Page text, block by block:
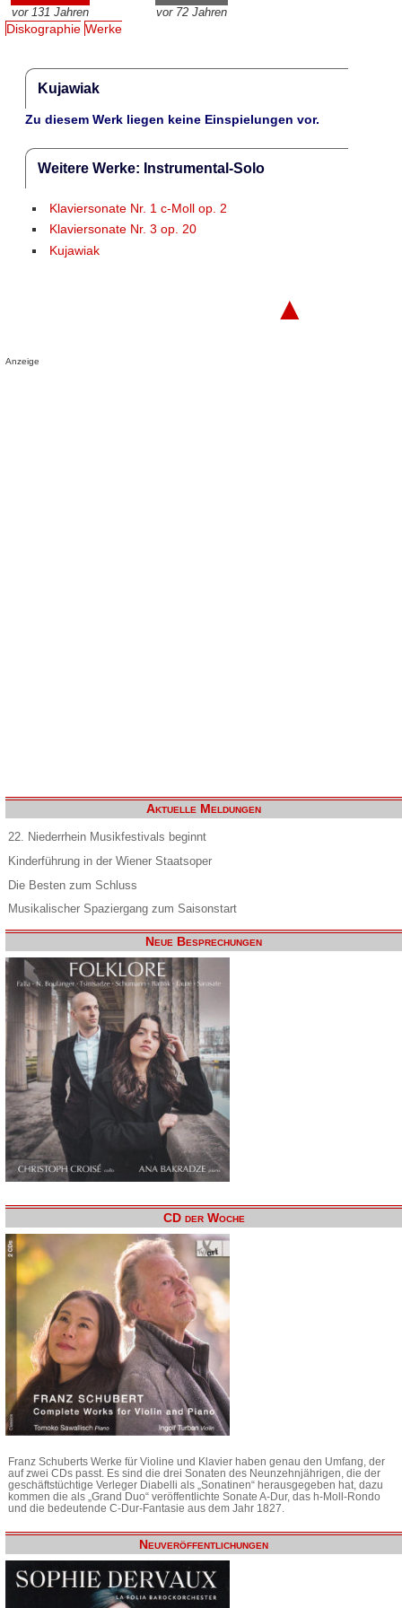
vor 131 Jahren vor 72 Jahren
Diskographie Werke
Kujawiak
Zu diesem Werk liegen keine Einspielungen vor.
Weitere Werke: Instrumental-Solo
Klaviersonate Nr. 1 c-Moll op. 2
Klaviersonate Nr. 3 op. 20
Kujawiak
▲
Anzeige
Aktuelle Meldungen
22. Niederrhein Musikfestivals beginnt
Kinderführung in der Wiener Staatsoper
Die Besten zum Schluss
Musikalischer Spaziergang zum Saisonstart
Neue Besprechungen
CD der Woche
Franz Schuberts Werke für Violine und Klavier haben genau den Umfang, der
auf zwei CDs passt. Es sind die drei Sonaten des Neunzehnjährigen, die der
geschäftstüchtige Verleger Diabelli als „Sonatinen“ herausgegeben hat, dazu
kommen die als „Grand Duo“ veröffentlichte Sonate A-Dur, das h-Moll-Rondo
und die bedeutende C-Dur-Fantasie aus dem Jahr 1827.
Neuveröffentlichungen